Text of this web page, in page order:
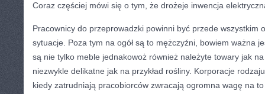
Coraz częściej mówi się o tym, że drożeje inwencja
Pracownicy do przeprowadzki powinni być przede wszystkim
sytuacje. Poza tym na ogół są to mężczyźni, bowiem ważna
są nie tylko meble jednakowoż również należyte towary jak na
niezwykle delikatne jak na przykład rośliny. Korporacje
kiedy zatrudniają pracobiorców zwracają ogromna wagę na to